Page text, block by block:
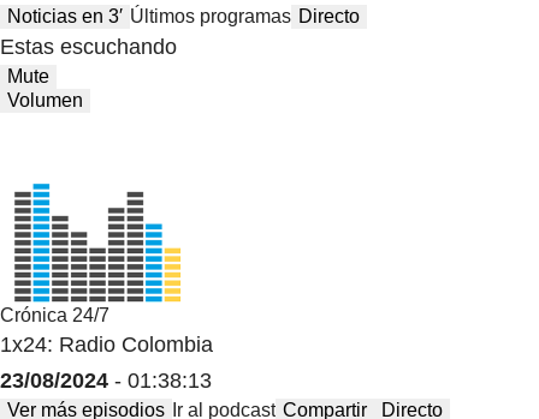
Noticias en 3′ Últimos programas Directo
Estas escuchando
Mute
Volumen
Crónica 24/7
1x24: Radio Colombia
23/08/2024 - 01:38:13
Ver más episodios Ir al podcast Compartir Directo